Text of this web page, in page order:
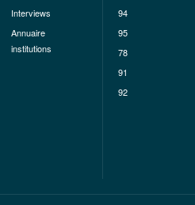
Interviews
Annuaire
institutions
94
95
78
91
92